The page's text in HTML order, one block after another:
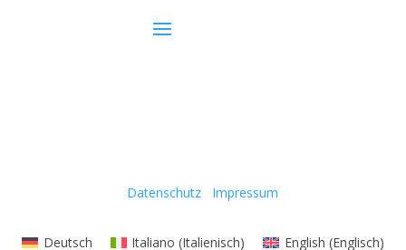
Datenschutz Impressum
Deutsch Italiano (Italienisch) English (Englisch)